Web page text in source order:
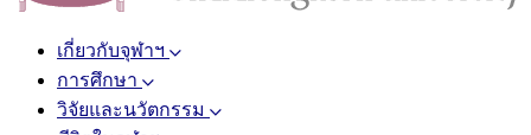
เกี่ยวกับจุฬาฯ
การศึกษา
วิจัยและนวัตกรรม